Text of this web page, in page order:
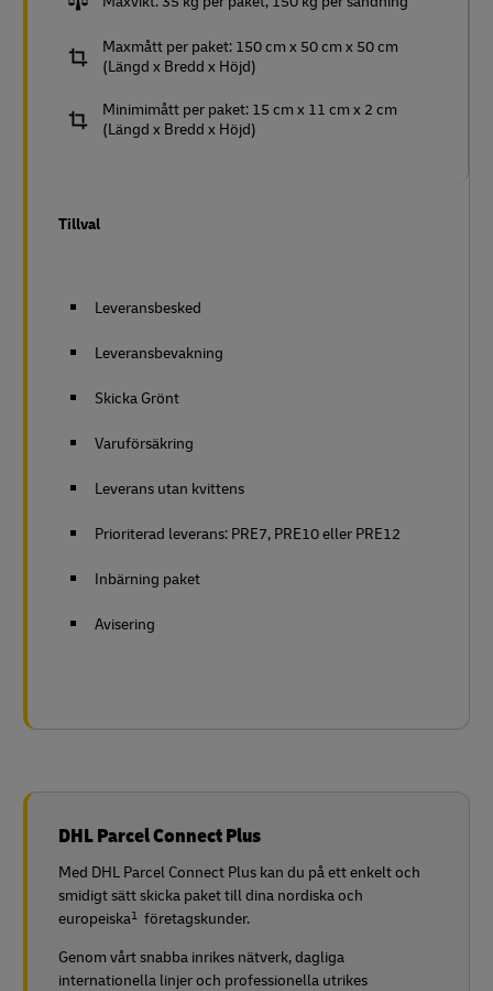
Maxmått per paket: 150 cm x 50 cm x 50 cm
(Längd x Bredd x Höjd)
Minimimått per paket: 15 cm x 11 cm x 2 cm
(Längd x Bredd x Höjd)
Tillval
Leveransbesked
Leveransbevakning
Skicka Grönt
Varuförsäkring
Leverans utan kvittens
Prioriterad leverans: PRE7, PRE10 eller PRE12
Inbärning paket
Avisering
DHL Parcel Connect Plus
Med DHL Parcel Connect Plus kan du på ett enkelt och
smidigt sätt skicka paket till dina nordiska och
europeiska1 företagskunder.
Genom vårt snabba inrikes nätverk, dagliga
internationella linjer och professionella utrikes